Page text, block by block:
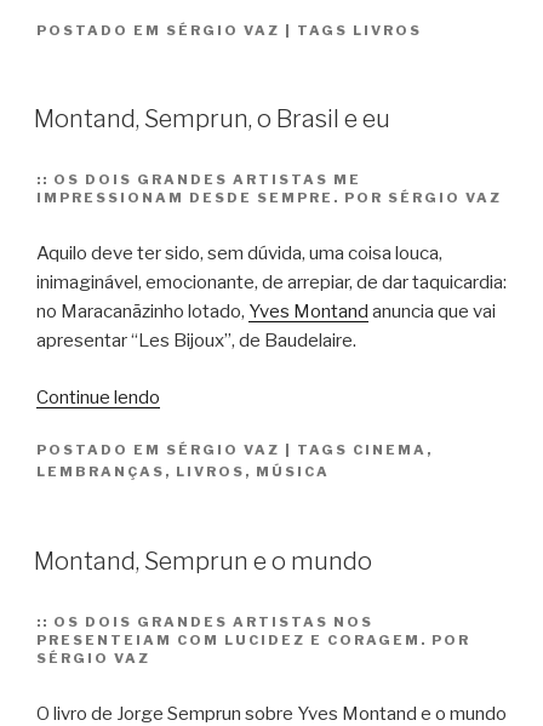
prazer
o
e
o
POSTADO EM SÉRGIO VAZ | TAGS LIVROS
Montand, Semprun, o Brasil e eu
:: OS DOIS GRANDES ARTISTAS ME
IMPRESSIONAM DESDE SEMPRE. POR SÉRGIO VAZ
Aquilo deve ter sido, sem dúvida, uma coisa louca,
inimaginável, emocionante, de arrepiar, de dar taquicardia:
no Maracanãzinho lotado, Yves Montand anuncia que vai
apresentar “Les Bijoux”, de Baudelaire.
Continue lendo
o
Brasil
POSTADO EM SÉRGIO VAZ TAGS CINEMA ,
LEMBRANÇAS , LIVROS , MÚSICA
Montand, Semprun e o mundo
:: OS DOIS GRANDES ARTISTAS NOS
PRESENTEIAM COM LUCIDEZ E CORAGEM. POR
SÉRGIO VAZ
O livro de Jorge Semprun sobre Yves Montand e o mundo